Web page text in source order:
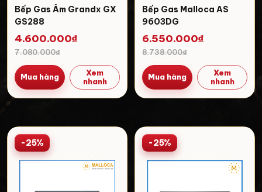
Bếp Gas Âm Grandx GX
GS288
4.600.000₫
7.080.000₫
Mua hàng
Xem
nhanh
Bếp Gas Malloca AS
9603DG
6.550.000₫
8.738.000₫
Mua hàng
Xem
nhanh
-25% -25%